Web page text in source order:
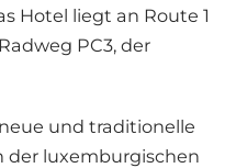
Hotel liegt an Route 1
PC3, der
und traditionelle
der luxemburgischen